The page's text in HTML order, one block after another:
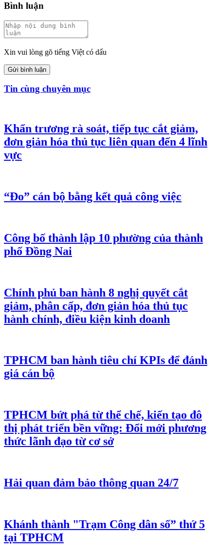
Bình luận
Xin vui lòng gõ tiếng Việt có dấu
Gửi bình luận
Tin cùng chuyên mục
Khẩn trương rà soát, tiếp tục cắt giảm,
đơn giản hóa thủ tục liên quan đến 4 lĩnh
vực
“Đo” cán bộ bằng kết quả công việc
Công bố thành lập 10 phường của thành
phố Đồng Nai
Chính phủ ban hành 8 nghị quyết cắt
giảm, phân cấp, đơn giản hóa thủ tục
hành chính, điều kiện kinh doanh
TPHCM ban hành tiêu chí KPIs để đánh
giá cán bộ
TPHCM bứt phá từ thể chế, kiến tạo đô
thị phát triển bền vững: Đổi mới phương
thức lãnh đạo từ cơ sở
Hải quan đảm bảo thông quan 24/7
Khánh thành "Trạm Công dân số” thứ 5
tại TPHCM